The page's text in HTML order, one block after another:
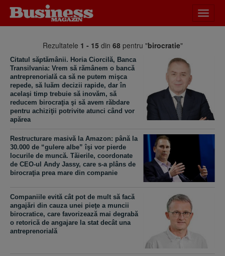
meniu
Rezultatele 1 - 15 din 68pentru "birocratie"
Citatul săptămânii. Horia Ciorcilă, Banca
Transilvania: Vrem să rămânem o bancă
antreprenorială ca să ne putem mişca
repede, să luăm decizii rapide, dar în
acelaşi timp trebuie să inovăm, să
reducem birocraţia şi să avem răbdare
pentru achiziţii potrivite atunci când vor
apărea
Restructurare masivă la Amazon: până la
30.000 de “gulere albe” îşi vor pierde
locurile de muncă. Tăierile, coordonate
de CEO-ul Andy Jassy, care s-a plâns de
birocraţia prea mare din companie
Companiile evită cât pot de mult să facă
angajări din cauza unei pieţe a muncii
birocratice, care favorizează mai degrabă
o retorică de angajare la stat decât una
antreprenorială